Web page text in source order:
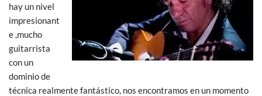
hay un nivel
impresionant
e ,mucho
guitarrista
con un
dominio de
técnica realmente fantástico, nos encontramos en un momento